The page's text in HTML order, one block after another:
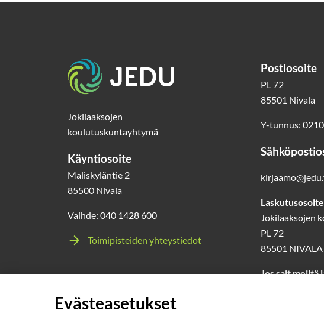
Etusivu
Jokilaaksojen
koulutuskuntayhtymä
Käyntiosoite
Maliskyläntie 2
85500 Nivala
Vaihde: 040 1428 600
Toimipisteiden yhteystiedot
Postiosoite
PL 72
85501 Nivala
Y-tunnus:
Laskutusosoite
Jokilaaksojen
PL 72
85501 NIVALA
Jos sait meiltä
Evästeasetukset